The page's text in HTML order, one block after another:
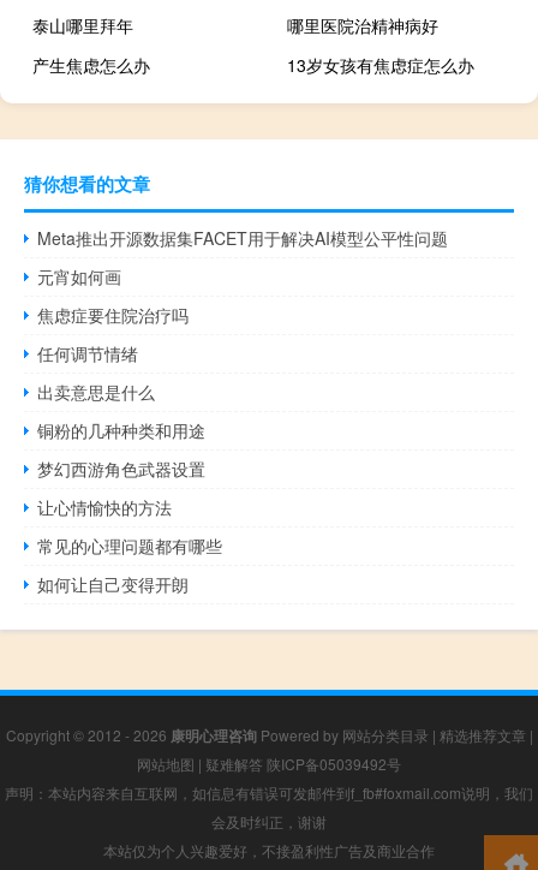
泰山哪里拜年
哪里医院治精神病好
产生焦虑怎么办
13岁女孩有焦虑症怎么办
猜你想看的文章
Meta推出开源数据集FACET用于解决AI模型公平性问题
元宵如何画
焦虑症要住院治疗吗
任何调节情绪
出卖意思是什么
铜粉的几种种类和用途
梦幻西游角色武器设置
让心情愉快的方法
常见的心理问题都有哪些
如何让自己变得开朗
Copyright © 2012 - 2026 康明心理咨询Powered by 网站分类目录 | 精选推荐文章 |
网站地图 | 疑难解答 陕ICP备05039492号
声明：本站内容来自互联网，如信息有错误可发邮件到f_fb#foxmail.com说明，我们
会及时纠正，谢谢
本站仅为个人兴趣爱好，不接盈利性广告及商业合作